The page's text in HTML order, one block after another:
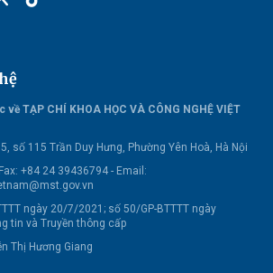
về TẠP CHÍ KHOA HỌC VÀ CÔNG NGHỆ VIỆT
số 115 Trần Duy Hưng, Phường Yên Hoà, Hà Nội
+84 24 39436794 - Email:
ngày 20/7/2021; số 50/GP-BTTTT ngày
tin và Truyền thông cấp
Thị Hương Giang